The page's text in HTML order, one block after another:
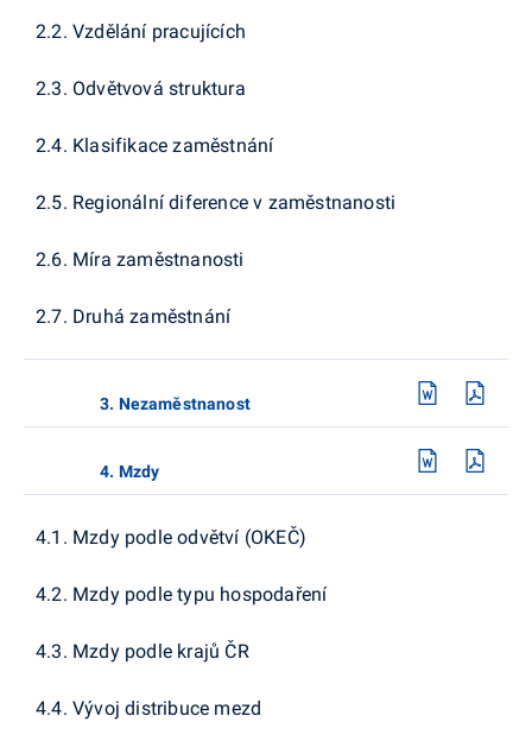
2.2. Vzdělání pracujících
2.3. Odvětvová struktura
2.4. Klasifikace zaměstnání
2.5. Regionální diference v zaměstnanosti
2.6. Míra zaměstnanosti
2.7. Druhá zaměstnání
3. Nezaměstnanost
4. Mzdy
4.1. Mzdy podle odvětví (OKEČ)
4.2. Mzdy podle typu hospodaření
4.3. Mzdy podle krajů ČR
4.4. Vývoj distribuce mezd